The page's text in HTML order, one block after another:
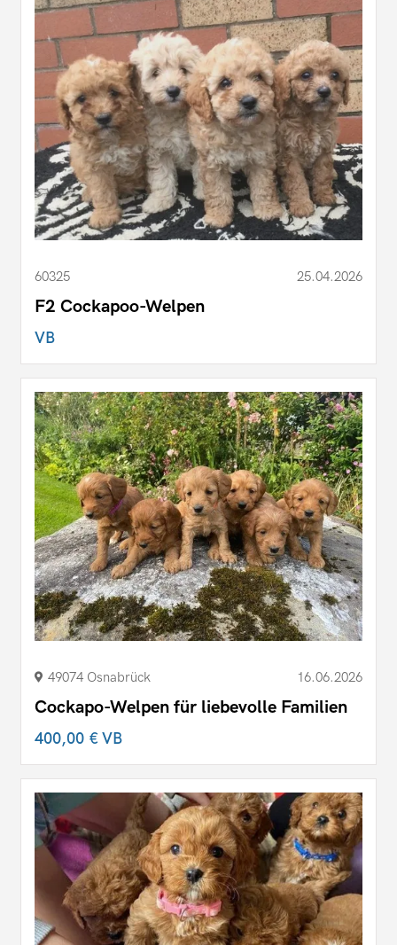
60325 25.04.2026
F2 Cockapoo-Welpen
VB
49074 Osnabrück 16.06.2026
Cockapo-Welpen für liebevolle Familien
400,00 €VB